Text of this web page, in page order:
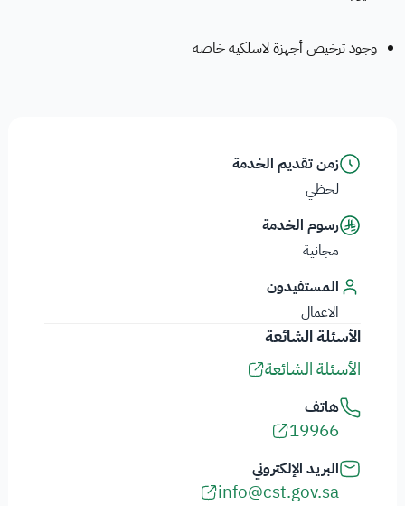
زمن تقديم الخدمة
لحظي
رسوم الخدمة
مجانية
المستفيدون
الاعمال
الأسئلة الشائعة
الأسئلة الشائعة
هاتف
19966
البريد الإلكتروني
info@cst.gov.sa
وجود ترخيص أجهزة لاسلكية خاصة